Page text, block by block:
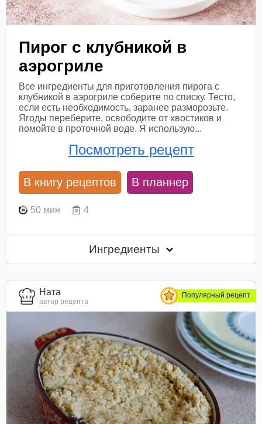
Пирог с клубникой в
аэрогриле
Все ингредиенты для приготовления пирога с
клубникой в аэрогриле соберите по списку. Тесто,
если есть необходимость, заранее разморозьте.
Ягоды переберите, освободите от хвостиков и
помойте в проточной воде. Я использую...
Посмотреть рецепт
В книгу рецептов В планнер
50 мин 4
Ингредиенты
Ната
автор рецепта
Популярный рецепт